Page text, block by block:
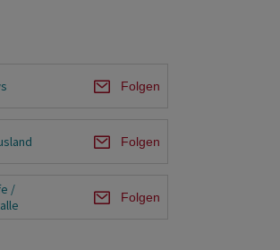
Folgen
Folgen
/
Folgen